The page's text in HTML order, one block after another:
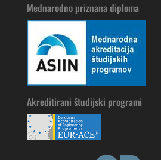
Mednarodno priznana diploma
Akreditirani študijski programi